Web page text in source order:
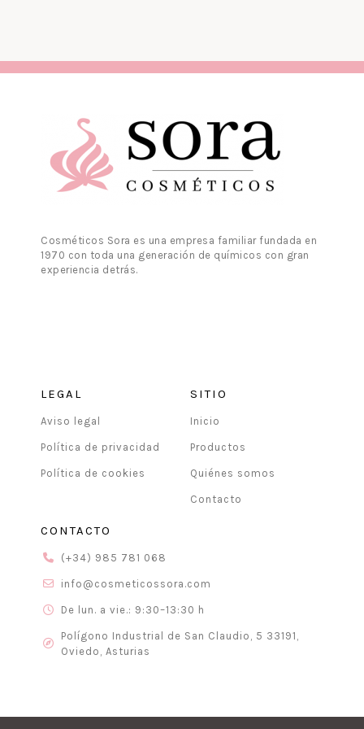
Cosméticos Sora es una empresa familiar fundada en
1970 con toda una generación de químicos con gran
experiencia detrás.
LEGAL
Aviso legal
Política de privacidad
Política de cookies
SITIO
Inicio
Productos
Quiénes somos
Contacto
CONTACTO
(+34) 985 781 068
info@cosmeticossora.com
De lun. a vie.: 9:30–13:30 h
Polígono Industrial de San Claudio, 5 33191,
Oviedo, Asturias